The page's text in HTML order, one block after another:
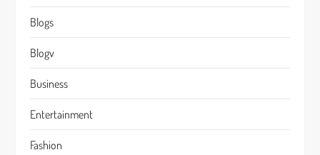
Blogs
Blogv
Business
Entertainment
Fashion